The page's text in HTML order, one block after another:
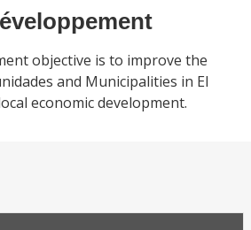
objective is to improve the
and Municipalities in El
economic development.